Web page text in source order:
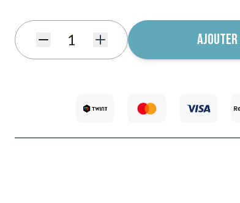
Quantité